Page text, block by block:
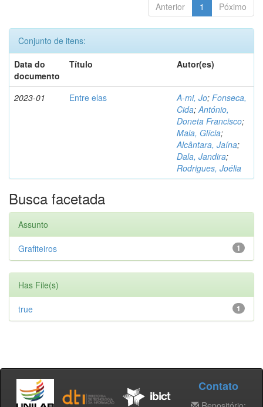
Anterior 1 Póximo
Conjunto de itens:
Data do
documento
Título Autor(es)
2023-01 Entre elas A-mi, Jo; Fonseca,
Cida;António,
Doneta Francisco;
Maia, Glícia;
Alcântara, Jaína;
Dala, Jandira;
Rodrigues, Joélia
Busca facetada
Assunto
1
Grafiteiros
Has File(s)
1
true
Contato